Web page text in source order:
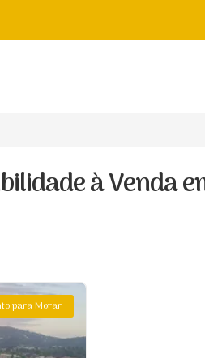
à Venda
para Morar